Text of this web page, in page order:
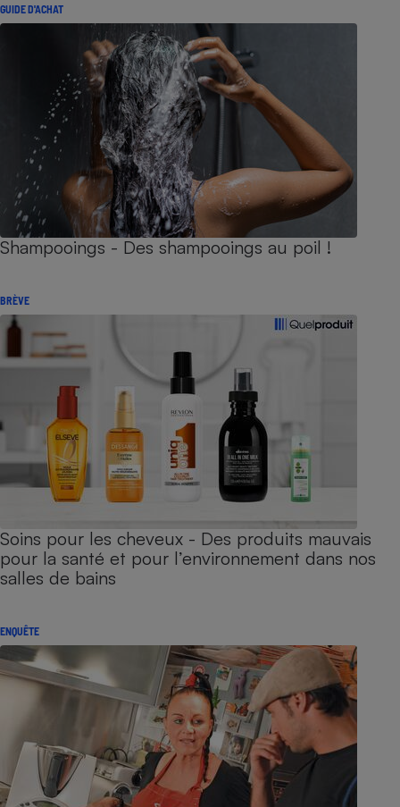
GUIDE D'ACHAT
Shampooings - Des shampooings au poil !
BRÈVE
Soins pour les cheveux - Des produits mauvais
pour la santé et pour l’environnement dans nos
salles de bains
ENQUÊTE